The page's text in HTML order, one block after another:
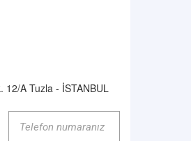
12/A Tuzla - İSTANBUL